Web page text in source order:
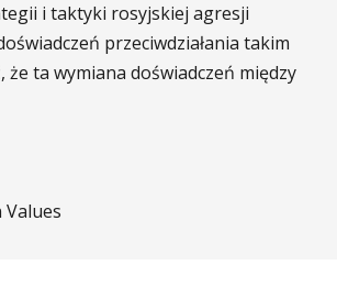
i taktyki rosyjskiej agresji
przeciwdziałania takim
ta wymiana doświadczeń między